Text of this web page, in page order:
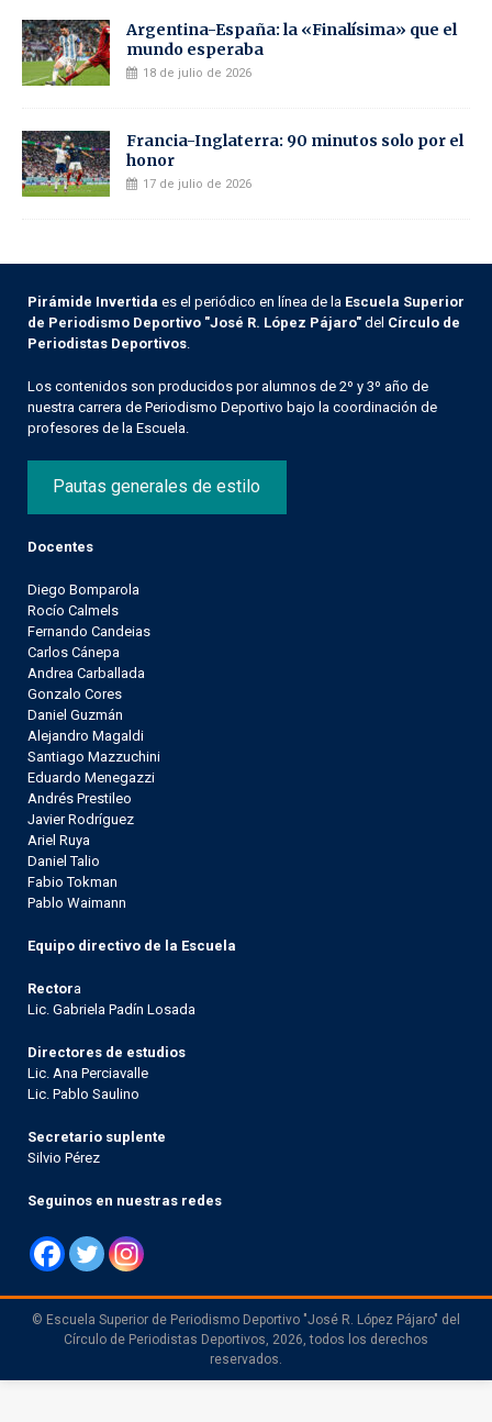
Argentina-España: la «Finalísima» que el
mundo esperaba
18 de julio de 2026
Francia-Inglaterra: 90 minutos solo por el
honor
17 de julio de 2026
Pirámide Invertida es el periódico en línea de la Escuela Superior
de Periodismo Deportivo "José R. López Pájaro" del Círculo de
Periodistas Deportivos
Los contenidos son producidos por alumnos de 2º y 3º año de
nuestra carrera de Periodismo Deportivo bajo la coordinación de
profesores de la Escuela.
Pautas generales de estilo
Docentes
Diego Bomparola
Rocío Calmels
Fernando Candeias
Carlos Cánepa
Andrea Carballada
Gonzalo Cores
Daniel Guzmán
Alejandro Magaldi
Santiago Mazzuchini
Eduardo Menegazzi
Andrés Prestileo
Javier Rodríguez
Ariel Ruya
Daniel Talio
Fabio Tokman
Pablo Waimann
Equipo directivo de la Escuela
Rectora
Lic. Gabriela Padín Losada
Directores de estudios
Lic. Ana Perciavalle
Lic. Pablo Saulino
Secretario suplente
Silvio Pérez
Seguinos en nuestras redes
© Escuela Superior de Periodismo Deportivo "José R. López Pájaro" del
Círculo de Periodistas Deportivos, 2026, todos los derechos
reservados.